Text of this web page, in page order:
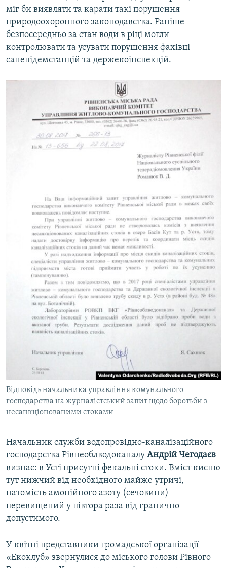
міг би виявляти та карати такі порушення
природоохоронного законодавства. Раніше
безпосередньо за стан води в ріці могли
контролювати та усувати порушення фахівці
санепідемстанцій та держекоінспекцій.
Відповідь начальника управління комунального
господарства на журналістський запит щодо боротьби з
несанкціонованими стоками
Начальник служби водопровідно-каналізаційного
господарства Рівнеоблводоканалу Андрій Чегодаєв
визнає: в Усті присутні фекальні стоки. Вміст кисню
тут нижчий від необхідного майже утричі,
натомість амонійного азоту (сечовини)
перевищений у півтора раза від гранично
допустимого.
У квітні представники громадської організації
«Екоклуб» звернулися до міського голови Рівного